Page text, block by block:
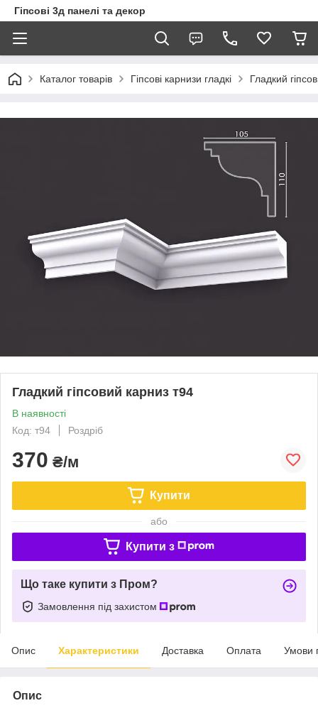
Гіпсові 3д панелі та декор
Каталог товарів Гіпсові карнизи гладкі Гладкий
Гладкий гіпсовий карниз т94
В наявності
Код: т94
Роздріб
370 ₴/м
Купити
або
Купити з
Що таке купити з Пром?
Замовлення під захистом
Опис Характеристики Доставка Оплата Умови
Опис